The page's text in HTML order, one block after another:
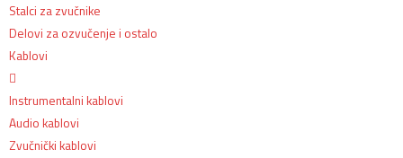
Stalci za zvučnike
Delovi za ozvučenje i ostalo
Kablovi
Instrumentalni kablovi
Audio kablovi
Zvučnički kablovi